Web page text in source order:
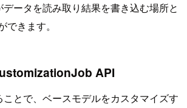
ータを読み取り結果を書き込む場所と
できます。
API
とで、ベースモデルをカスタマイズす